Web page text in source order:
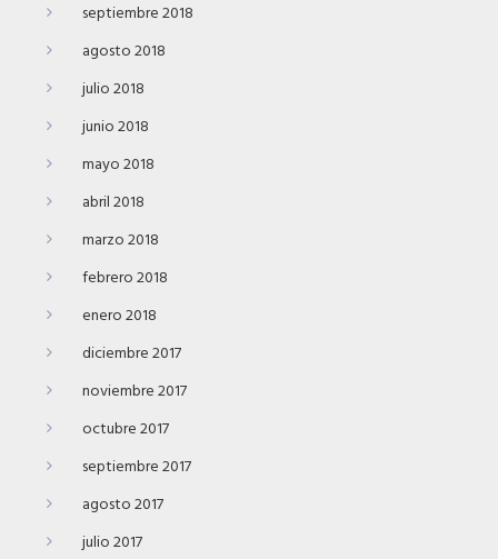
septiembre 2018
agosto 2018
julio 2018
junio 2018
mayo 2018
abril 2018
marzo 2018
febrero 2018
enero 2018
diciembre 2017
noviembre 2017
octubre 2017
septiembre 2017
agosto 2017
julio 2017